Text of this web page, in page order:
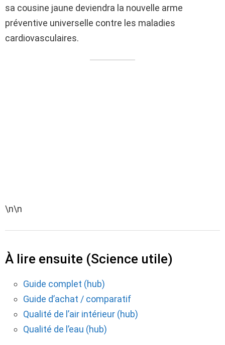
sa cousine jaune deviendra la nouvelle arme
préventive universelle contre les maladies
cardiovasculaires.
\n\n
À lire ensuite (Science utile)
Guide complet (hub)
Guide d’achat / comparatif
Qualité de l’air intérieur (hub)
Qualité de l’eau (hub)